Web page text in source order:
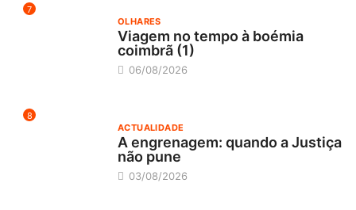
7
OLHARES
Viagem no tempo à boémia
coimbrã (1)
06/08/2026
8
ACTUALIDADE
A engrenagem: quando a Justiça
não pune
03/08/2026